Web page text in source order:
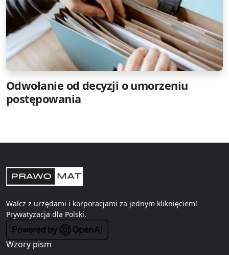
Odwołanie od decyzji o umorzeniu
postępowania
Walcz z urzędami i korporacjami za jednym kliknięciem!
Prywatyzacja dla Polski.
Wzory pism